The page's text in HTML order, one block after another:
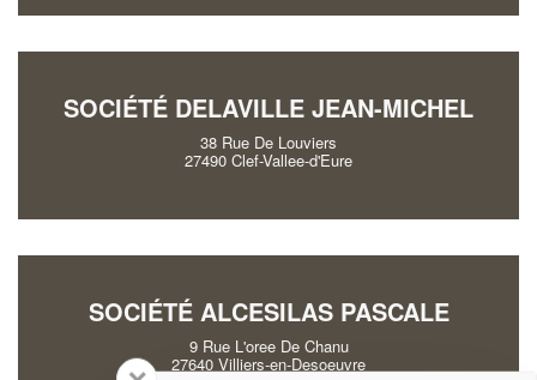
SOCIÉTÉ DELAVILLE JEAN-MICHEL
38 Rue De Louviers
27490 Clef-Vallee-d'Eure
SOCIÉTÉ ALCESILAS PASCALE
9 Rue L'oree De Chanu
27640 Villiers-en-Desoeuvre